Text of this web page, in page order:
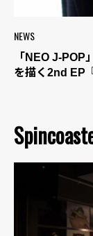
NEWS
「NEO J-
を描く2nd EP